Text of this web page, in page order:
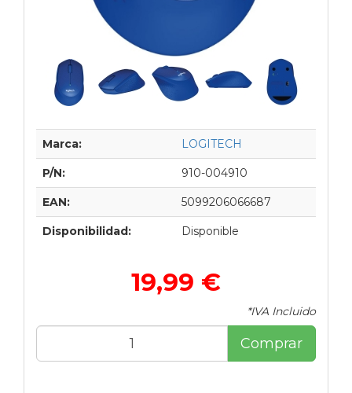
Marca: LOGITECH
P/N: 910-004910
EAN: 5099206066687
Disponibilidad: Disponible
19,99 €
*IVA Incluido
Comprar